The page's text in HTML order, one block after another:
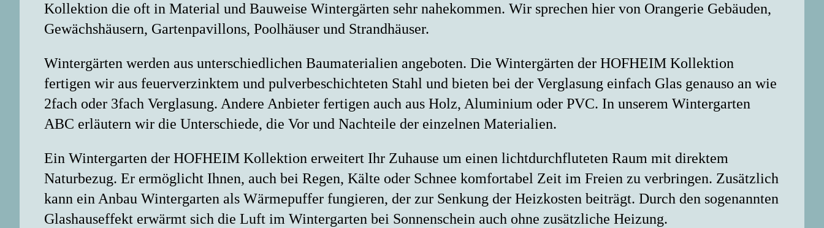
Kollektion die oft in Material und Bauweise Wintergärten sehr nahekommen. Wir sprechen hier von Orangerie Gebäuden,
Gewächshäusern, Gartenpavillons, Poolhäuser und Strandhäuser.
Wintergärten werden aus unterschiedlichen Baumaterialien angeboten. Die Wintergärten der HOFHEIM Kollektion
fertigen wir aus feuerverzinktem und pulverbeschichteten Stahl und bieten bei der Verglasung einfach Glas genauso an wie
2fach oder 3fach Verglasung. Andere Anbieter fertigen auch aus Holz, Aluminium oder PVC. In unserem Wintergarten
ABC erläutern wir die Unterschiede, die Vor und Nachteile der einzelnen Materialien.
Ein Wintergarten der HOFHEIM Kollektion erweitert Ihr Zuhause um einen lichtdurchfluteten Raum mit direktem
Naturbezug. Er ermöglicht Ihnen, auch bei Regen, Kälte oder Schnee komfortabel Zeit im Freien zu verbringen. Zusätzlich
kann ein Anbau Wintergarten als Wärmepuffer fungieren, der zur Senkung der Heizkosten beiträgt. Durch den sogenannten
Glashauseffekt erwärmt sich die Luft im Wintergarten bei Sonnenschein auch ohne zusätzliche Heizung.